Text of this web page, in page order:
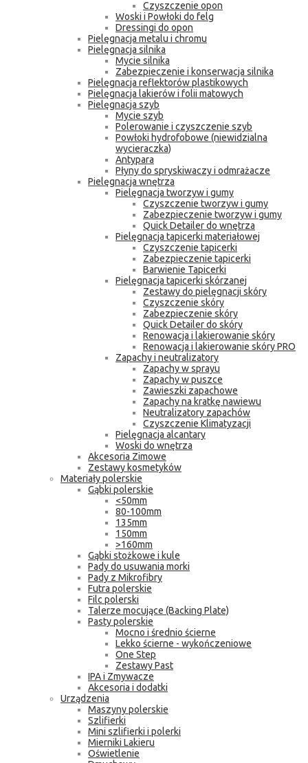
Czyszczenie opon
Woski i Powłoki do felg
Dressingi do opon
Pielęgnacja metalu i chromu
Pielęgnacja silnika
Mycie silnika
Zabezpieczenie i konserwacja silnika
Pielęgnacja reflektorów plastikowych
Pielęgnacja lakierów i folii matowych
Pielęgnacja szyb
Mycie szyb
Polerowanie i czyszczenie szyb
Powłoki hydrofobowe (niewidzialna
wycieraczka)
Antypara
Płyny do spryskiwaczy i odmrażacze
Pielęgnacja wnętrza
Pielęgnacja tworzyw i gumy
Czyszczenie tworzyw i gumy
Zabezpieczenie tworzyw i gumy
Quick Detailer do wnętrza
Pielęgnacja tapicerki materiałowej
Czyszczenie tapicerki
Zabezpieczenie tapicerki
Barwienie Tapicerki
Pielęgnacja tapicerki skórzanej
Zestawy do pielęgnacji skóry
Czyszczenie skóry
Zabezpieczenie skóry
Quick Detailer do skóry
Renowacja i lakierowanie skóry
Renowacja i lakierowanie skóry PRO
Zapachy i neutralizatory
Zapachy w sprayu
Zapachy w puszce
Zawieszki zapachowe
Zapachy na kratkę nawiewu
Neutralizatory zapachów
Czyszczenie Klimatyzacji
Pielęgnacja alcantary
Woski do wnętrza
Akcesoria Zimowe
Zestawy kosmetyków
Materiały polerskie
Gąbki polerskie
<50mm
80-100mm
135mm
150mm
>160mm
Gąbki stożkowe i kule
Pady do usuwania morki
Pady z Mikrofibry
Futra polerskie
Filc polerski
Talerze mocujące (Backing Plate)
Pasty polerskie
Mocno i średnio ścierne
Lekko ścierne - wykończeniowe
One Step
Zestawy Past
IPA i Zmywacze
Akcesoria i dodatki
Urządzenia
Maszyny polerskie
Szlifierki
Mini szlifierki i polerki
Mierniki Lakieru
Oświetlenie